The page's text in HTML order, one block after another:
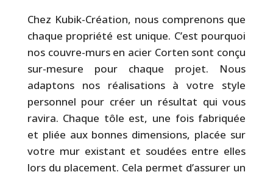
Chez Kubik-Création, nous comprenons que
chaque propriété est unique. C’est pourquoi
nos couvre-murs en acier Corten sont conçu
sur-mesure pour chaque projet. Nous
adaptons nos réalisations à votre style
personnel pour créer un résultat qui vous
ravira. Chaque tôle est, une fois fabriquée
et pliée aux bonnes dimensions, placée sur
votre mur existant et soudées entre elles
lors du placement. Cela permet d’assurer un